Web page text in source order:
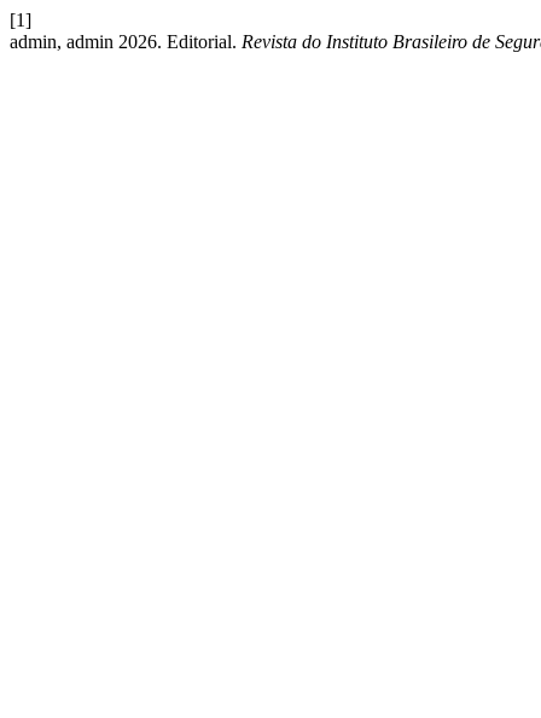
[1]
admin, admin 2026. Editorial. Revista do Instituto Brasileiro de